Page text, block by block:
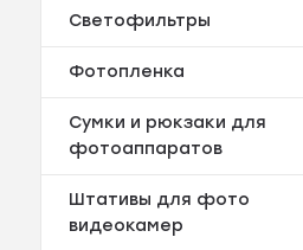
Светофильтры
Фотопленка
Сумки и рюкзаки для
фотоаппаратов
Штативы для фото
видеокамер